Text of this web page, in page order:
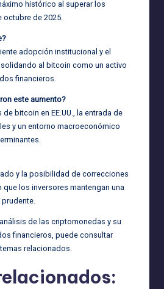
histórico al superar los
octubre de 2025.
adopción institucional y el
al bitcoin como un activo
financieros.
este aumento?
bitcoin en EE.UU., la entrada de
y un entorno macroeconómico
y la posibilidad de correcciones
que los inversores mantengan una
de las criptomonedas y su
financieros, puede consultar
temas relacionados